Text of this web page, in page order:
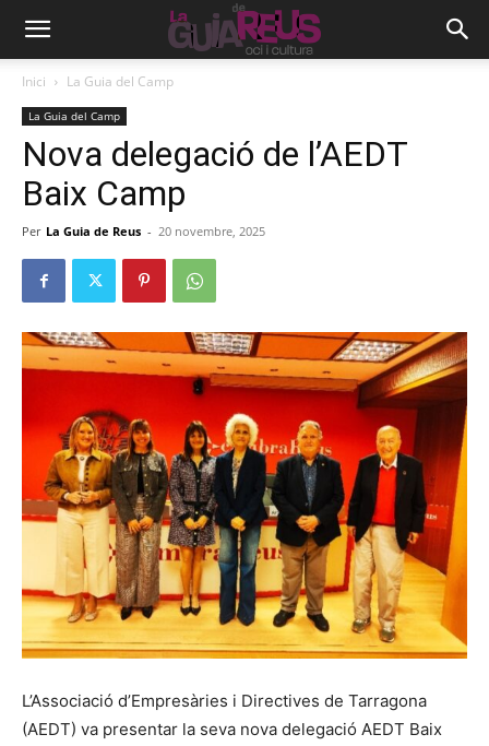
Inici La Guia del Camp
La Guia del Camp
Nova delegació de l’AEDT
Baix Camp
Per La Guia de Reus - 20 novembre, 2025
L’Associació d’Empresàries i Directives de Tarragona
(AEDT) va presentar la seva nova delegació AEDT Baix